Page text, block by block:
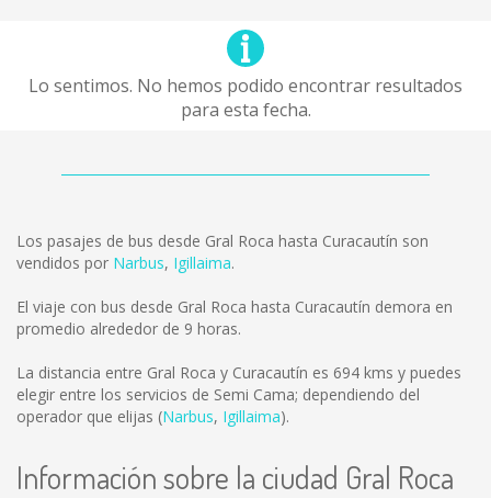
Lo sentimos. No hemos podido encontrar resultados
para esta fecha.
Los pasajes de bus desde Gral Roca hasta Curacautín son
vendidos por Narbus, Igillaima.
El viaje con bus desde Gral Roca hasta Curacautín demora en
promedio alrededor de 9 horas.
La distancia entre Gral Roca y Curacautín es 694 kms y puedes
elegir entre los servicios de Semi Cama; dependiendo del
operador que elijas (Narbus, Igillaima).
Información sobre la ciudad Gral Roca